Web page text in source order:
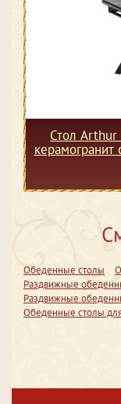
Стол
Обеденные столы
Раздвижные
Раздвижные
Обеденные столы